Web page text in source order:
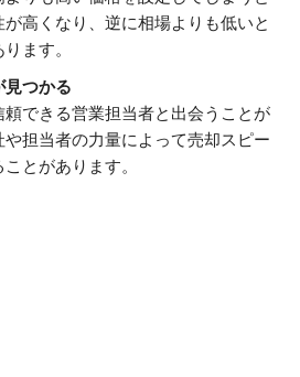
高くなり、逆に相場よりも低いと
ます。
つかる
できる営業担当者と出会うことが
担当者の力量によって売却スピー
とがあります。